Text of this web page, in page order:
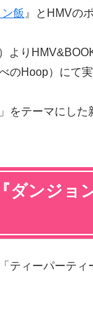
飯 』とHMVの
より
のHoop）にて実
をテーマにし
ダンジョ
ティーパーテ